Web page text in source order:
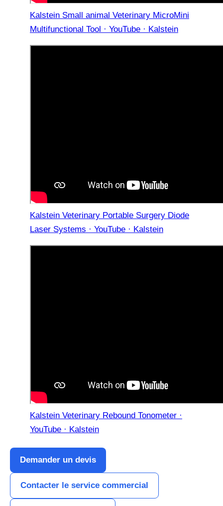
Kalstein Small animal Veterinary MicroMini
Multifunctional Tool · YouTube · Kalstein
Kalstein Veterinary Portable Surgery Diode
Laser Systems · YouTube · Kalstein
Kalstein Veterinary Rebound Tonometer ·
YouTube · Kalstein
Demander un devis
Contacter le service commercial